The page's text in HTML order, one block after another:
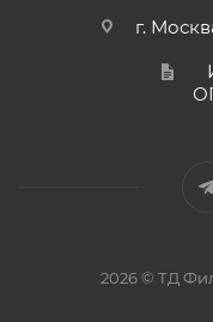
г.
2026 © ТД